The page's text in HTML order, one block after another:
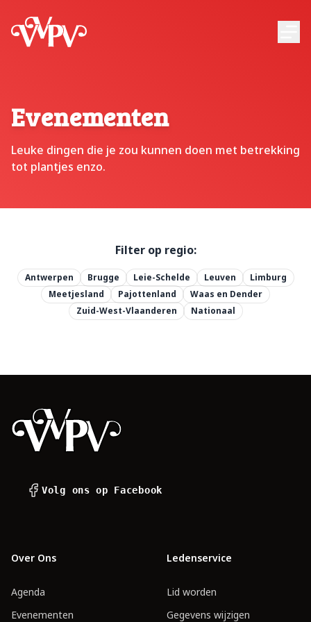
VVPV
Evenementen
Leuke dingen die je zou kunnen doen met betrekking
tot plantjes enzo.
Filter op regio:
Antwerpen Brugge Leie-Schelde Leuven
Limburg
Meetjesland
Pajottenland
Waas en Dender
Zuid-West-Vlaanderen
Nationaal
Volg ons op Facebook
Over Ons
Agenda
Evenementen
Ledenservice
Lid worden
Gegevens wijzigen